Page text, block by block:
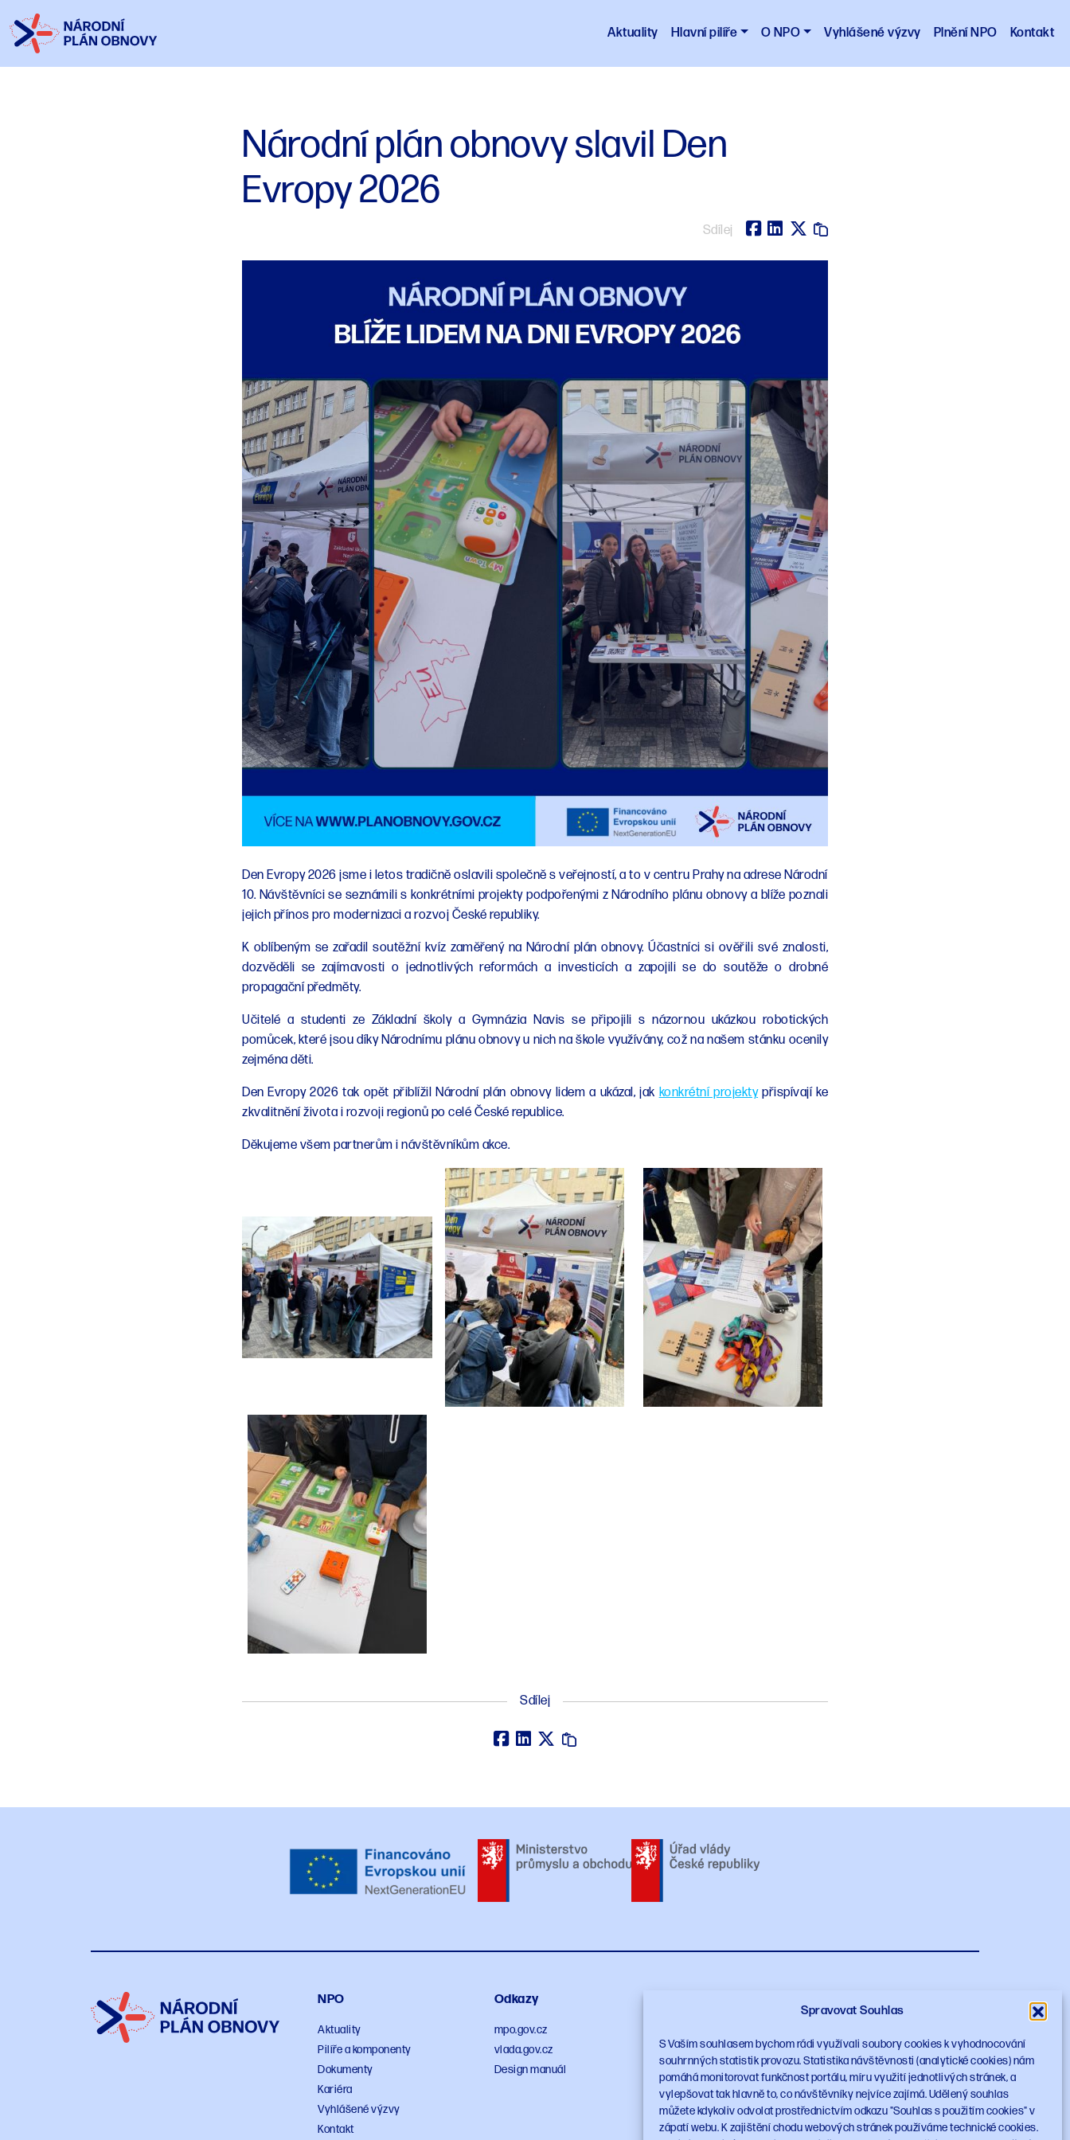
Spravovat Souhlas
S Vaším souhlasem bychom rádi využívali soubory cookies k vyhodnocování
souhrnných statistik provozu. Statistika návštěvnosti (analytické cookies) nám
pomáhá monitorovat funkčnost portálu, míru využití jednotlivých stránek, a
vylepšovat tak hlavně to, co návštěvníky nejvíce zajímá. Udělený souhlas
můžete kdykoliv odvolat prostřednictvím odkazu "Souhlas s použitím cookies" v
zápatí webu. K zajištění chodu webových stránek používáme technické cookies.
Aktuality Hlavní pilíře O NPO Vyhlášené výzvy Plnění NPO Kontakt
Národní plán obnovy slavil Den
Evropy 2026
Sdílej
Den Evropy 2026 jsme i letos tradičně oslavili společně s veřejností, a to v centru Prahy na adrese Národní
10. Návštěvníci se seznámili s konkrétními projekty podpořenými z Národního plánu obnovy a blíže poznali
jejich přínos pro modernizaci a rozvoj České republiky.
K oblíbeným se zařadil soutěžní kvíz zaměřený na Národní plán obnovy. Účastníci si ověřili své znalosti,
dozvěděli se zajímavosti o jednotlivých reformách a investicích a zapojili se do soutěže o drobné
propagační předměty.
Učitelé a studenti ze Základní školy a Gymnázia Navis se připojili s názornou ukázkou robotických
pomůcek, které jsou díky Národnímu plánu obnovy u nich na škole využívány, což na našem stánku ocenily
zejména děti.
Den Evropy 2026 tak opět přiblížil Národní plán obnovy lidem a ukázal, jak konkrétní projektypřispívají ke
zkvalitnění života i rozvoji regionů po celé České republice.
Děkujeme všem partnerům i návštěvníkům akce.
Sdílej
NPO
Aktuality
Pilíře a komponenty
Dokumenty
Kariéra
Vyhlášené výzvy
Kontakt
Odkazy
mpo.gov.cz
vlada.gov.cz
Design manuál